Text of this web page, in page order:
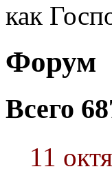
как
Форум
Всего
11